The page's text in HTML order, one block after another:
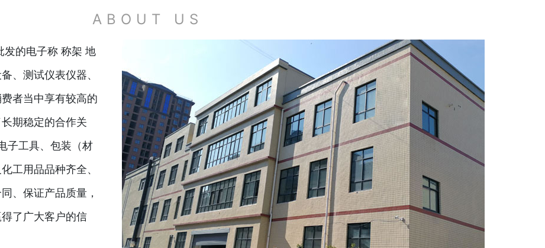
ABOUT US
发的电子称 称架 地
、测试仪表仪器、
者当中享有较高的
期稳定的合作关
子工具、包装（材
工用品品种齐全、
、保证产品质量，
了广大客户的信